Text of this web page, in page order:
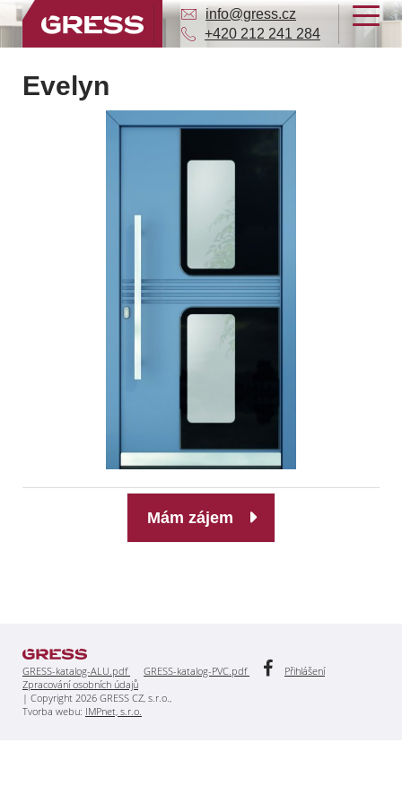
info@gress.cz
+420 212 241 284
Evelyn
Mám zájem
GRESS-katalog-ALU.pdf GRESS-katalog-PVC.pdf
Přihlášení
Zpracování osobních údajů
| Copyright 2026 GRESS CZ, s.r.o.,
Tvorba webu: IMPnet, s.r.o.